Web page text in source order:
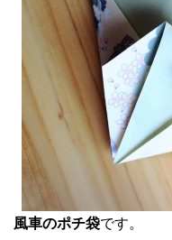
風車のポチ袋です。